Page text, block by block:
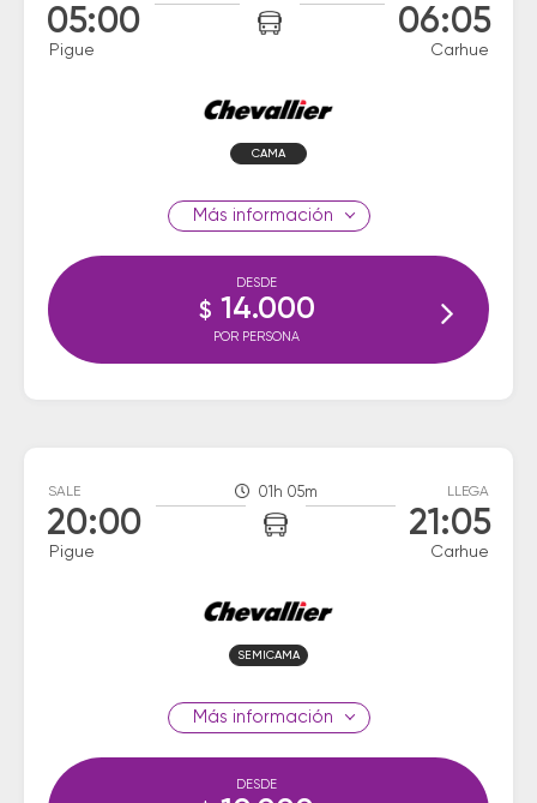
05:00
Pigue
06:05
Carhue
CAMA
información
DESDE
$ 14.000
POR PERSONA
SALE
20:00
Pigue
01h 05m LLEGA
21:05
Carhue
SEMICAMA
información
DESDE